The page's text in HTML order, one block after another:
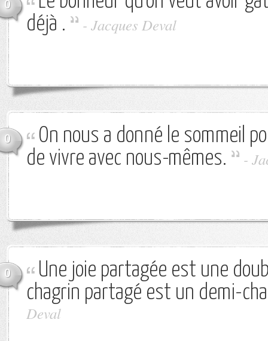
0
déjà .
- Jacques Deval
0
On nous a donné le sommeil
de vivre avec nous-mêmes.
-
0
Une joie partagée est une
chagrin partagé est un demi-
Deval